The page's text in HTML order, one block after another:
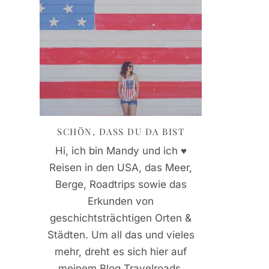
SCHÖN, DASS DU DA BIST
Hi, ich bin Mandy und ich ♥
Reisen in den USA, das Meer,
Berge, Roadtrips sowie das
Erkunden von
geschichtsträchtigen Orten &
Städten. Um all das und vieles
mehr, dreht es sich hier auf